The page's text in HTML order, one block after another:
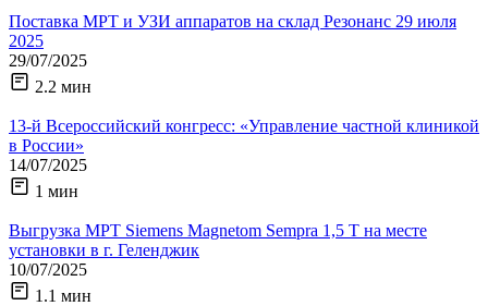
Поставка МРТ и УЗИ аппаратов на склад Резонанс 29 июля
2025
29/07/2025
2.2 мин
13-й Всероссийский конгресс: «Управление частной клиникой
в России»
14/07/2025
1 мин
Выгрузка МРТ Siemens Magnetom Sempra 1,5 Т на месте
установки в г. Геленджик
10/07/2025
1.1 мин